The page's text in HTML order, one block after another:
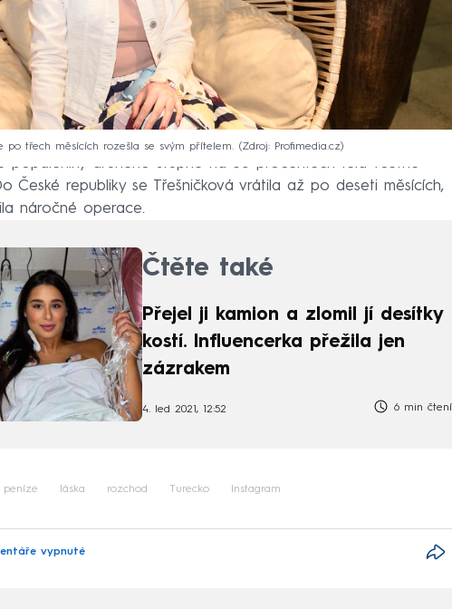
po třech měsících rozešla se svým přítelem. Zdroj: Profimedia.cz
popáleniny druhého stupně na 35 procentech těla včetně
České republiky se Třešničková vrátila až po deseti měsících,
náročné operace.
Čtěte také
Přejel ji kamion a zlomil jí desítky
kostí. Influencerka přežila jen
zázrakem
4. led 2021, 12:52 6 min čtení
peníze láska rozchod Turecko Instagram
vypnuté